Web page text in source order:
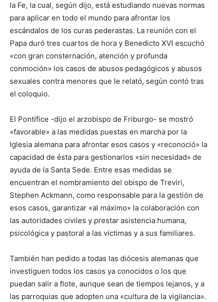
la Fe, la cual, según dijo, está estudiando nuevas normas
para aplicar en todo el mundo para afrontar los
escándalos de los curas pederastas. La reunión con el
Papa duró tres cuartos de hora y Benedicto XVI escuchó
«con gran consternación, atención y profunda
conmoción» los casos de abusos pedagógicos y abusos
sexuales contra menores que le relató, según contó tras
el coloquio.
El Pontífice -dijo el arzobispo de Friburgo- se mostró
«favorable» a las medidas puestas en marcha por la
Iglesia alemana para afrontar esos casos y «reconoció» la
capacidad de ésta para gestionarlos «sin necesidad» de
ayuda de la Santa Sede. Entre esas medidas se
encuentran el nombramiento del obispo de Treviri,
Stephen Ackmann, como responsable para la gestión de
esos casos, garantizar «al máximo» la colaboración con
las autoridades civiles y prestar asistencia humana,
psicológica y pastoral a las víctimas y a sus familiares.
También han pedido a todas las diócesis alemanas que
investiguen todos los casos ya conocidos o los que
puedan salir a flote, aunque sean de tiempos lejanos, y a
las parroquias que adopten una «cultura de la vigilancia».